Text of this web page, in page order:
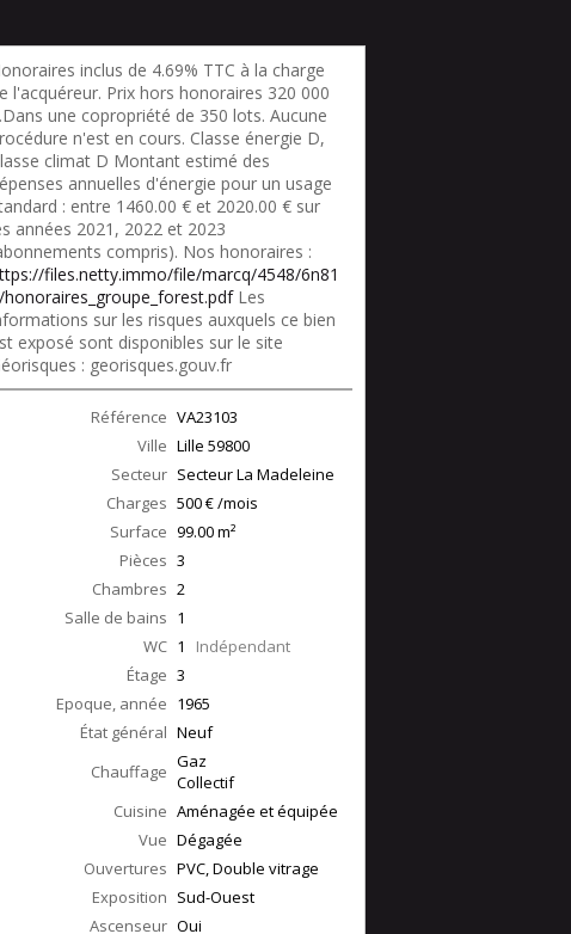
inclus de 4.69% TTC à la charge
l'acquéreur. Prix hors honoraires 320 000
une copropriété de 350 lots. Aucune
n'est en cours. Classe énergie D,
climat D Montant estimé des
annuelles d'énergie pour un usage
: entre 1460.00 € et 2020.00 € sur
années 2021, 2022 et 2023
compris). Nos honoraires :
files.netty.immo/file/marcq/4548/6n81
honoraires_groupe_forest.pdfLes
sur les risques auxquels ce bien
exposé sont disponibles sur le site
: georisques.gouv.fr
Référence VA23103
Ville Lille 59800
Secteur Secteur La Madeleine
Charges 500 € /mois
Surface 99.00m²
Pièces 3
Chambres 2
Salle de bains 1
WC 1 Indépendant
Étage 3
Epoque, année 1965
État général Neuf
Chauffage Gaz
Collectif
Cuisine Aménagée et équipée
Vue Dégagée
Ouvertures PVC, Double vitrage
Exposition Sud-Ouest
Ascenseur Oui